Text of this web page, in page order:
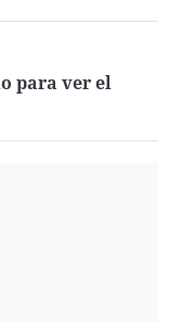
para ver el